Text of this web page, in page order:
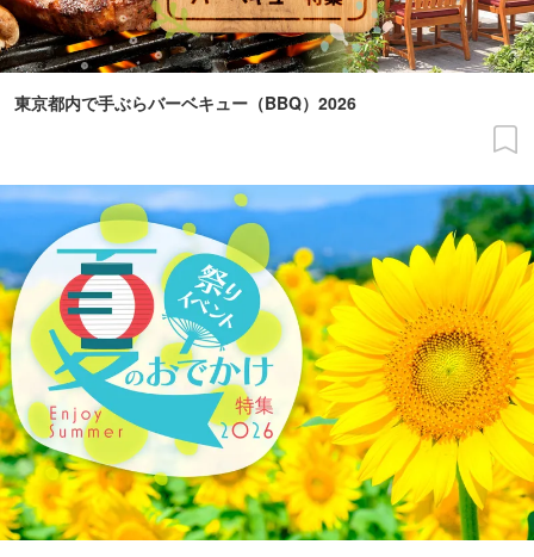
東京都内で手ぶらバーベキュー（BBQ）2026